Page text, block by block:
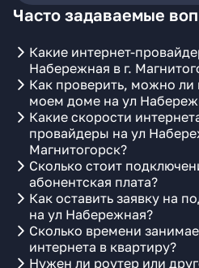
Часто задаваемые
Какие интернет-
Набережная в г.
Как проверить, можно ли
моем доме на ул
Какие скорости
провайдеры на ул
Магнитогорск?
Сколько стоит
абонентская плата?
Как оставить заявку на
на ул Набережная?
Сколько времени
интернета в квартиру?
Нужен ли роутер или